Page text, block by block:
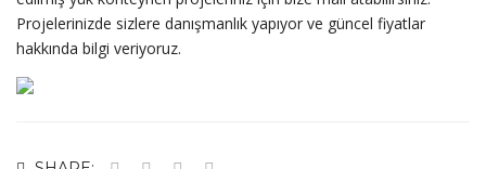
Projelerinizde sizlere danışmanlık yapıyor ve güncel fiyatlar
hakkında bilgi veriyoruz.